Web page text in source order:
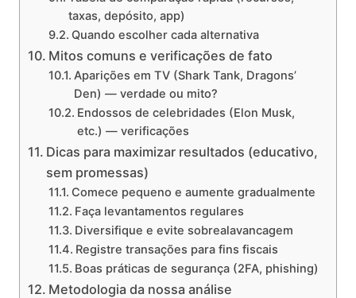
taxas, depósito, app)
Quando escolher cada alternativa
Mitos comuns e verificações de fato
Aparições em TV (Shark Tank, Dragons’
Den) — verdade ou mito?
Endossos de celebridades (Elon Musk,
etc.) — verificações
Dicas para maximizar resultados (educativo,
sem promessas)
Comece pequeno e aumente gradualmente
Faça levantamentos regulares
Diversifique e evite sobrealavancagem
Registre transações para fins fiscais
Boas práticas de segurança (2FA, phishing)
Metodologia da nossa análise